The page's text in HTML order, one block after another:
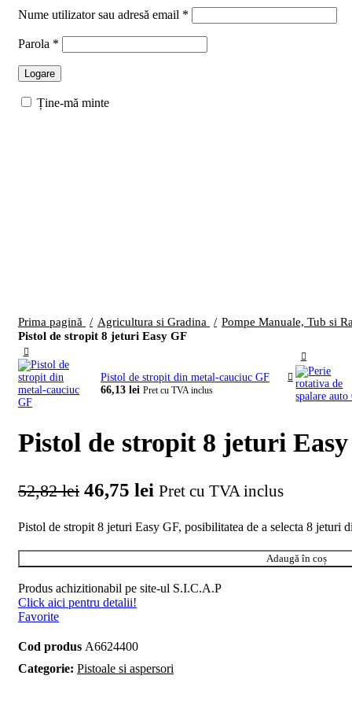
Nume utilizator sau adresă email *
Parola *
Logare
Ține-mă minte
Prima pagină Agricultura si Gradina Pompe Manuale, Tub si
Pistol de stropit 8 jeturi Easy GF
Pistol de stropit din metal-cauciuc GF
66,13 lei Pret cu TVA inclus
Pistol de stropit 8 jeturi
52,82lei Prețul inițial a fost: 52,82 lei.
46,75 lei Prețul curent este: 46,75
Pret cu TVA inclus
Pistol de stropit 8 jeturi Easy GF, posibilitatea de a selecta 8 jeturi
Adaugă în coș
Produs achizitionabil pe site-ul S.I.C.A.P
Click aici pentru detalii!
Favorite
Cod produs A6624400
Categorie: Pistoale si aspersori